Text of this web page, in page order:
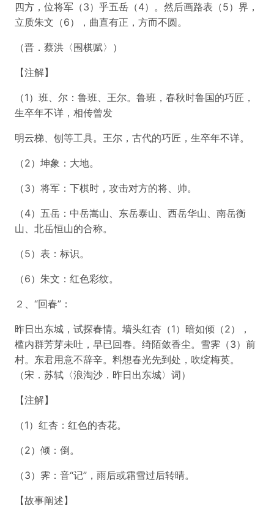
四方，位将军（3）乎五岳（4）。然后画路表（5）界，
立质朱文（6），曲直有正，方而不圆。
（晋．蔡洪〈围棋赋〉）
【注解】
（1）班、尔：鲁班、王尔。鲁班，春秋时鲁国的巧匠，
生卒年不详，相传曾发
明云梯、刨等工具。王尔，古代的巧匠，生卒年不详。
（2）坤象：大地。
（3）将军：下棋时，攻击对方的将、帅。
（4）五岳：中岳嵩山、东岳泰山、西岳华山、南岳衡
山、北岳恒山的合称。
（5）表：标识。
（6）朱文：红色彩纹。
２、“回春”：
昨日出东城，试探春情。墙头红杏（1）暗如倾（2），
槛内群芳芽未吐，早已回春。绮陌敛香尘。雪霁（3）前
村。东君用意不辞辛。料想春光先到处，吹绽梅英。
（宋．苏轼〈浪淘沙．昨日出东城〉词）
【注解】
（1）红杏：红色的杏花。
（2）倾：倒。
（3）霁：音“记”，雨后或霜雪过后转晴。
【故事阐述】